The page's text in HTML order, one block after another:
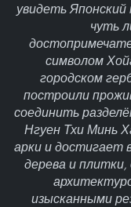
увидеть
чуть
символом
городском
построили
соединить
Нгуен Тхи Минь
арки и достигает
дерева и
изысканными